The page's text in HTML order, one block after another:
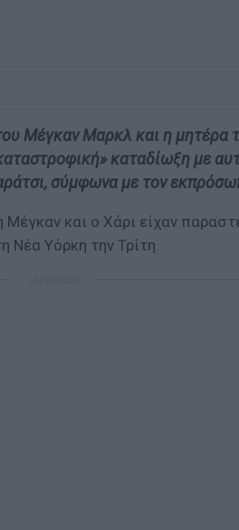
Μέγκαν Μαρκλ και η μητέρα
καταδίωξη με
σύμφωνα με τον
και ο Χάρι είχαν
Νέα Υόρκη την Τρίτη.